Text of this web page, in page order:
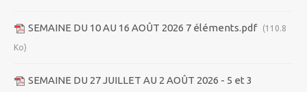
SEMAINE DU 10 AU 16 AOÛT 2026 7 éléments.pdf (110.8
Ko)
SEMAINE DU 27 JUILLET AU 2 AOÛT 2026 - 5 et 3